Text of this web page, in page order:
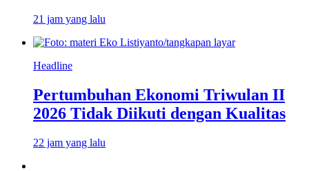
21 jam yang lalu
Headline
Pertumbuhan Ekonomi Triwulan II
2026 Tidak Diikuti dengan Kualitas
22 jam yang lalu